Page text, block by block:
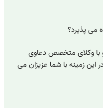
می پذیرد؟
گر با سابقه ۲۰ ساله و با وکلای متخصص دعاوی
این زمینه با شما عزیزان می